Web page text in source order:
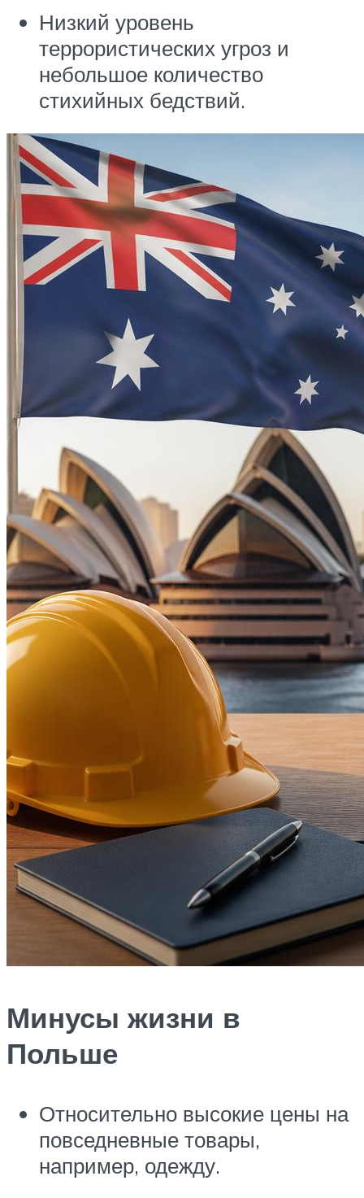
Низкий уровень
террористических угроз и
небольшое количество
стихийных бедствий.
Минусы жизни в
Польше
Относительно высокие цены на
повседневные товары,
например, одежду.